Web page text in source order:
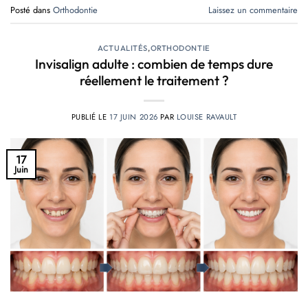
Posté dans Orthodontie Laissez un commentaire
ACTUALITÉS,ORTHODONTIE
Invisalign adulte : combien de temps dure
réellement le traitement ?
PUBLIÉ LE 17 JUIN 2026 PAR LOUISE RAVAULT
17
Juin